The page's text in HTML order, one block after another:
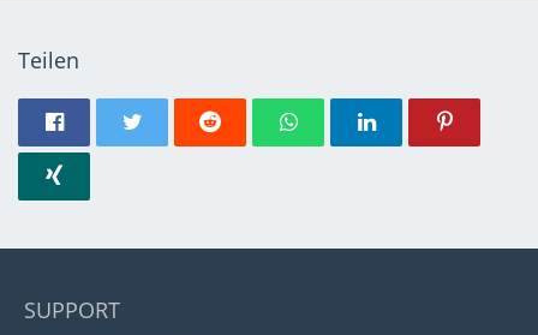
Teilen
SUPPORT